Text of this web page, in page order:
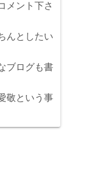
メント下さ
んとしたい
ブログも書
敬という事